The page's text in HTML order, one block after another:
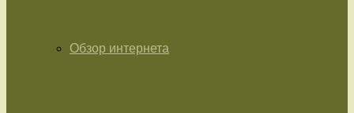
Обзор интернета